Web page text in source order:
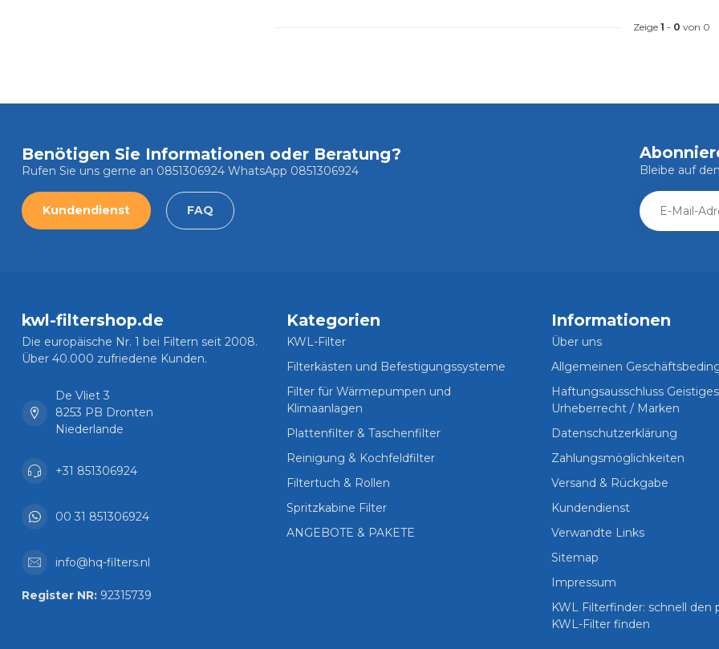
Zeige 1 - 0 von 0
Benötigen Sie Informationen oder Beratung?
Rufen Sie uns gerne an 0851306924 WhatsApp 0851306924
Kundendienst FAQ
Bleibe auf
kwl-filtershop.de
Die europäische Nr. 1 bei Filtern seit 2008.
Über 40.000 zufriedene Kunden.
De Vliet 3
8253 PB Dronten
Niederlande
+31 851306924
00 31 851306924
info@hq-filters.nl
Register NR: 92315739
Kategorien
KWL-Filter
Filterkästen und Befestigungssysteme
Filter für Wärmepumpen und
Klimaanlagen
Plattenfilter & Taschenfilter
Reinigung & Kochfeldfilter
Filtertuch & Rollen
Spritzkabine Filter
ANGEBOTE & PAKETE
Informationen
Über uns
Allgemeinen
Haftungsausschluss
Urheberrecht / Marken
Datenschutzerklärung
Zahlungsmöglichkeiten
Versand & Rückgabe
Kundendienst
Verwandte Links
Sitemap
Impressum
KWL Filterfinder: schnell den
KWL-Filter finden